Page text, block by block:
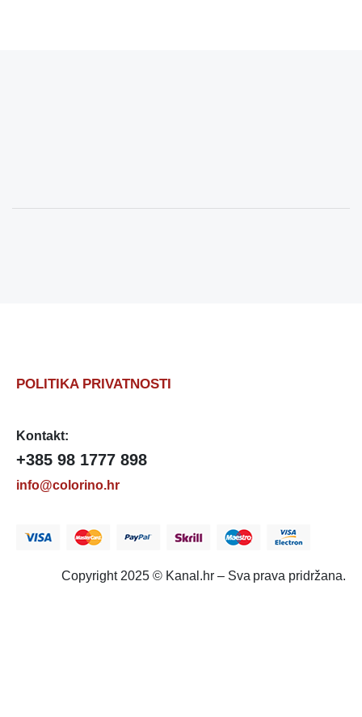
POLITIKA PRIVATNOSTI
Kontakt:
+385 98 1777 898
info@colorino.hr
Copyright 2025 © Kanal.hr – Sva prava pridržana.